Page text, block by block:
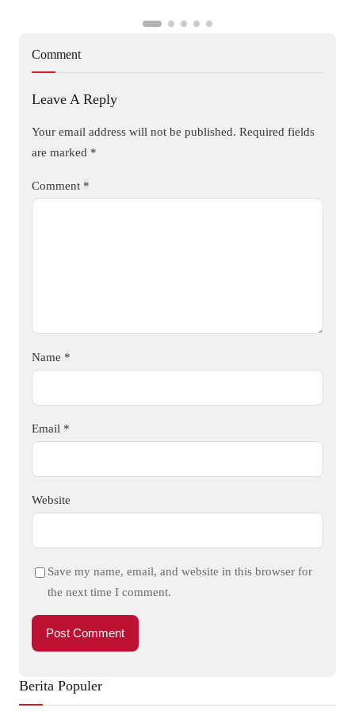
Comment
Leave A Reply
Your email address will not be published. Required fields
are marked *
Comment *
Name *
Email *
Website
Save my name, email, and website in this browser for
the next time I comment.
Berita Populer